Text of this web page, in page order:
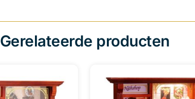
Gerelateerde producten